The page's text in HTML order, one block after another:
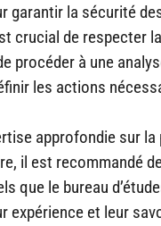
garantir la sécurité
crucial de respecter
procéder à une
les actions
approfondie sur
il est recommandé
que le bureau
expérience et leur